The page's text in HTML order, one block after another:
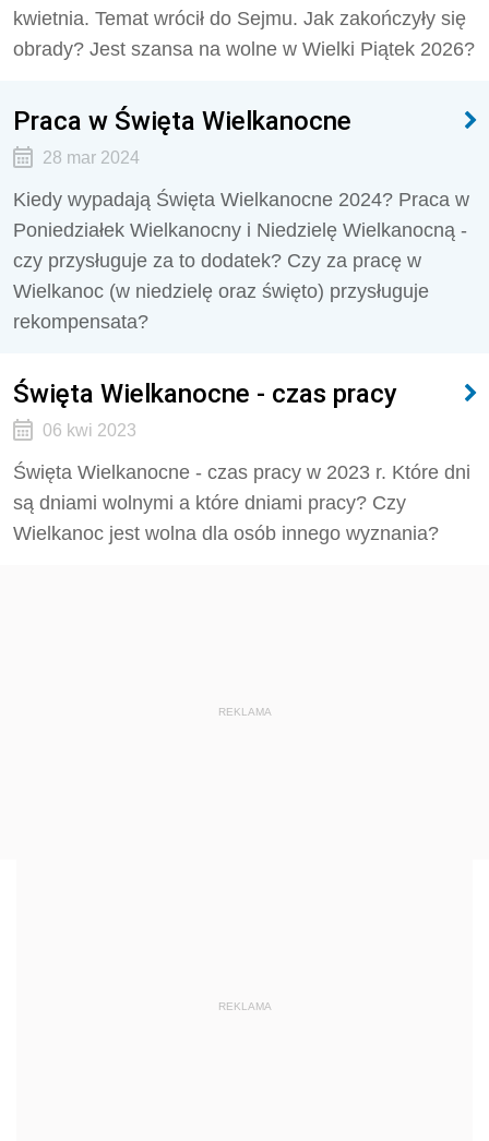
kwietnia. Temat wrócił do Sejmu. Jak zakończyły się
obrady? Jest szansa na wolne w Wielki Piątek 2026?
Praca w Święta Wielkanocne
28 mar 2024
Kiedy wypadają Święta Wielkanocne 2024? Praca w
Poniedziałek Wielkanocny i Niedzielę Wielkanocną -
czy przysługuje za to dodatek? Czy za pracę w
Wielkanoc (w niedzielę oraz święto) przysługuje
rekompensata?
Święta Wielkanocne - czas pracy
06 kwi 2023
Święta Wielkanocne - czas pracy w 2023 r. Które dni
są dniami wolnymi a które dniami pracy? Czy
Wielkanoc jest wolna dla osób innego wyznania?
REKLAMA
REKLAMA